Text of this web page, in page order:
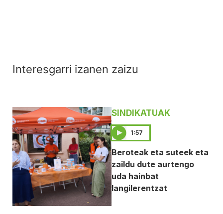
Interesgarri izanen zaizu
SINDIKATUAK
1:57
Beroteak eta suteek eta
zaildu dute aurtengo
uda hainbat
langilerentzat